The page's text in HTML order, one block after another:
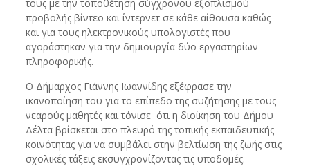
τους με την τοποθέτηση σύγχρονου εξοπλισμού
προβολής βίντεο και ίντερνετ σε κάθε αίθουσα καθώς
και για τους ηλεκτρονικούς υπολογιστές που
αγοράστηκαν για την δημιουργία δύο εργαστηρίων
πληροφορικής.
Ο Δήμαρχος Γιάννης Ιωαννίδης εξέφρασε την
ικανοποίηση του για το επίπεδο της συζήτησης με τους
νεαρούς μαθητές και τόνισε ότι η διοίκηση του Δήμου
Δέλτα βρίσκεται στο πλευρό της τοπικής εκπαιδευτικής
κοινότητας για να συμβάλει στην βελτίωση της ζωής στις
σχολικές τάξεις εκσυγχρονίζοντας τις υποδομές.